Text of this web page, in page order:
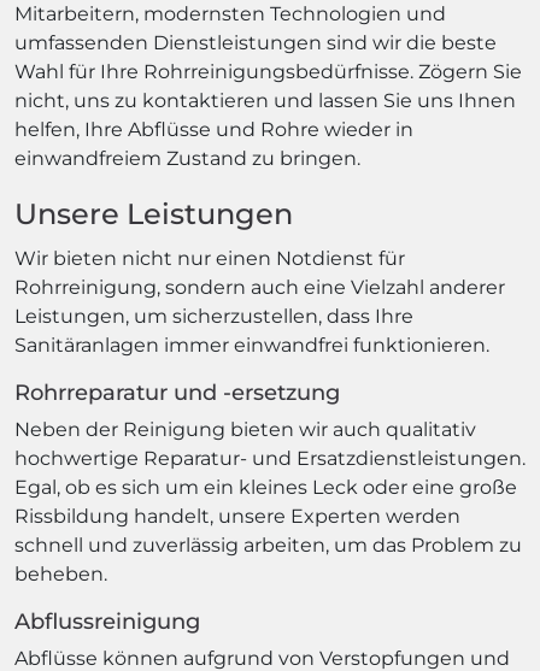
Mitarbeitern, modernsten Technologien und
umfassenden Dienstleistungen sind wir die beste
Wahl für Ihre Rohrreinigungsbedürfnisse. Zögern Sie
nicht, uns zu kontaktieren und lassen Sie uns Ihnen
helfen, Ihre Abflüsse und Rohre wieder in
einwandfreiem Zustand zu bringen.
Unsere Leistungen
Wir bieten nicht nur einen Notdienst für
Rohrreinigung, sondern auch eine Vielzahl anderer
Leistungen, um sicherzustellen, dass Ihre
Sanitäranlagen immer einwandfrei funktionieren.
Rohrreparatur und -ersetzung
Neben der Reinigung bieten wir auch qualitativ
hochwertige Reparatur- und Ersatzdienstleistungen.
Egal, ob es sich um ein kleines Leck oder eine große
Rissbildung handelt, unsere Experten werden
schnell und zuverlässig arbeiten, um das Problem zu
beheben.
Abflussreinigung
Abflüsse können aufgrund von Verstopfungen und